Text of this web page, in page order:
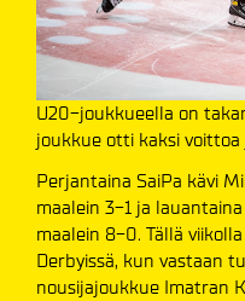
U20-joukkueella on
joukkue otti kaksi
Perjantaina SaiPa kävi
maalein 3-1 ja
maalein 8-0. Tällä
Derbyissä, kun vastaan
nousijajoukkue Imatran